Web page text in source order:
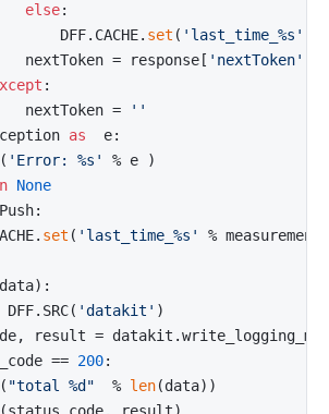
else:
DFF.CACHE.
set ( 'last_time_%s'
nextToken = response[
'nextToken'
:
nextToken =
''
as
  e:
( 'Error: %s'
% e )
None
set ( 'last_time_%s' %
data):
DFF.SRC(
'datakit' )
result =
== 200:
( "total %d"
  %
len(data))